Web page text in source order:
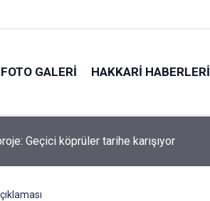
FOTO GALERI HAKKARI HABERLERI
Kira ödeyen esnaf patladı!